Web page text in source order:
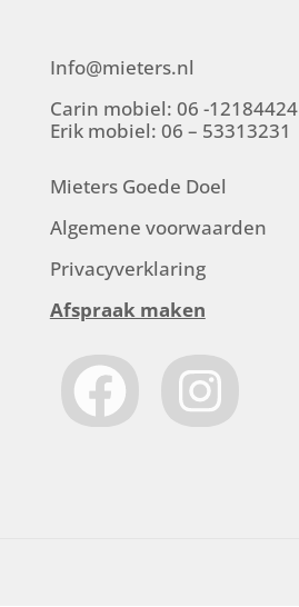
Info@mieters.nl
Carin mobiel: 06 -12184424
Erik mobiel: 06 – 53313231
Mieters Goede Doel
Algemene voorwaarden
Privacyverklaring
Afspraak maken